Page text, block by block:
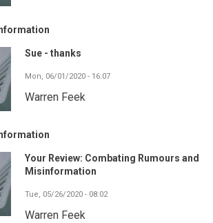
Sue - thanks
Mon, 06/01/2020 - 16:07
Warren Feek
Your Review: Combating Rumours and
Misinformation
Tue, 05/26/2020 - 08:02
Warren Feek